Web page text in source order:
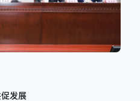
发展